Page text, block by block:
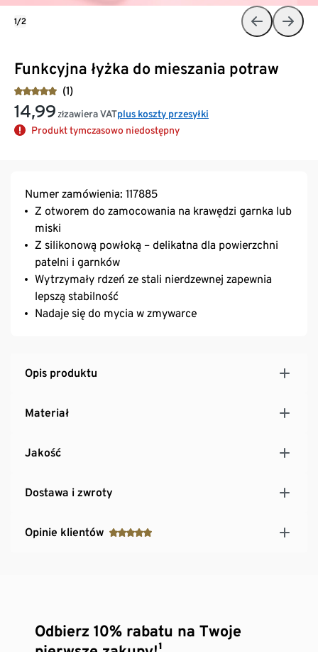
Funkcyjna łyżka do mieszania potraw
(1)
14,99 złzawiera VATplus koszty przesyłki
Produkt tymczasowo niedostępny
1/2
Numer zamówienia: 117885
Z otworem do zamocowania na krawędzi garnka lub
miski
Z silikonową powłoką – delikatna dla powierzchni
patelni i garnków
Wytrzymały rdzeń ze stali nierdzewnej zapewnia
lepszą stabilność
Nadaje się do mycia w zmywarce
Opis produktu
Materiał
Jakość
Dostawa i zwroty
Opinie klientów
Odbierz 10% rabatu na Twoje